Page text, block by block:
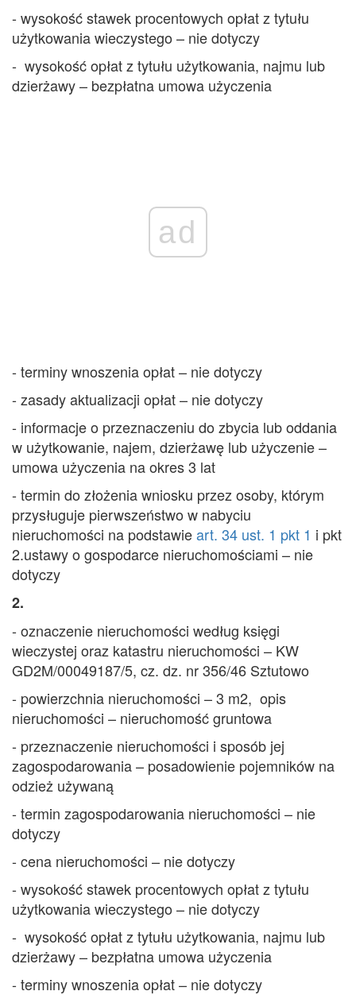
- wysokość stawek procentowych opłat z tytułu
użytkowania wieczystego – nie dotyczy
- wysokość opłat z tytułu użytkowania, najmu lub
dzierżawy – bezpłatna umowa użyczenia
ad
- terminy wnoszenia opłat – nie dotyczy
- zasady aktualizacji opłat – nie dotyczy
- informacje o przeznaczeniu do zbycia lub oddania
w użytkowanie, najem, dzierżawę lub użyczenie –
umowa użyczenia na okres 3 lat
- termin do złożenia wniosku przez osoby, którym
przysługuje pierwszeństwo w nabyciu
nieruchomości na podstawieart. 34 ust. 1 pkt 1 i pkt
2.ustawy o gospodarce nieruchomościami – nie
dotyczy
2.
- oznaczenie nieruchomości według księgi
wieczystej oraz katastru nieruchomości – KW
GD2M/00049187/5, cz. dz. nr 356/46 Sztutowo
- powierzchnia nieruchomości – 3 m2, opis
nieruchomości – nieruchomość gruntowa
- przeznaczenie nieruchomości i sposób jej
zagospodarowania – posadowienie pojemników na
odzież używaną
- termin zagospodarowania nieruchomości – nie
dotyczy
- cena nieruchomości – nie dotyczy
- wysokość stawek procentowych opłat z tytułu
użytkowania wieczystego – nie dotyczy
- wysokość opłat z tytułu użytkowania, najmu lub
dzierżawy – bezpłatna umowa użyczenia
- terminy wnoszenia opłat – nie dotyczy